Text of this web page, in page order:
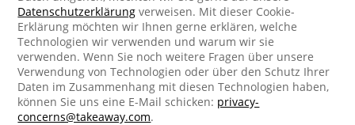
Datenschutzerklärung verweisen. Mit dieser Cookie-
Erklärung möchten wir Ihnen gerne erklären, welche
Technologien wir verwenden und warum wir sie
verwenden. Wenn Sie noch weitere Fragen über unsere
Verwendung von Technologien oder über den Schutz Ihrer
Daten im Zusammenhang mit diesen Technologien haben,
können Sie uns eine E-Mail schicken: privacy-
concerns@takeaway.com.